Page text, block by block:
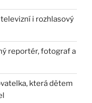
i rozhlasový
reportér, fotograf a
která dětem